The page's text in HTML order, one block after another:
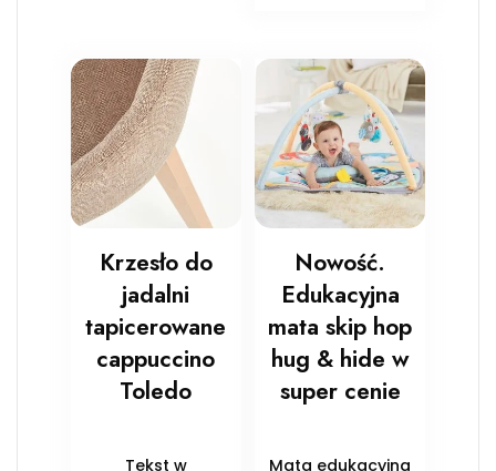
Krzesło do
jadalni
tapicerowane
cappuccino
Toledo
Tekst w
Nowość.
Edukacyjna
mata skip hop
hug & hide w
super cenie
Mata edukacyjna